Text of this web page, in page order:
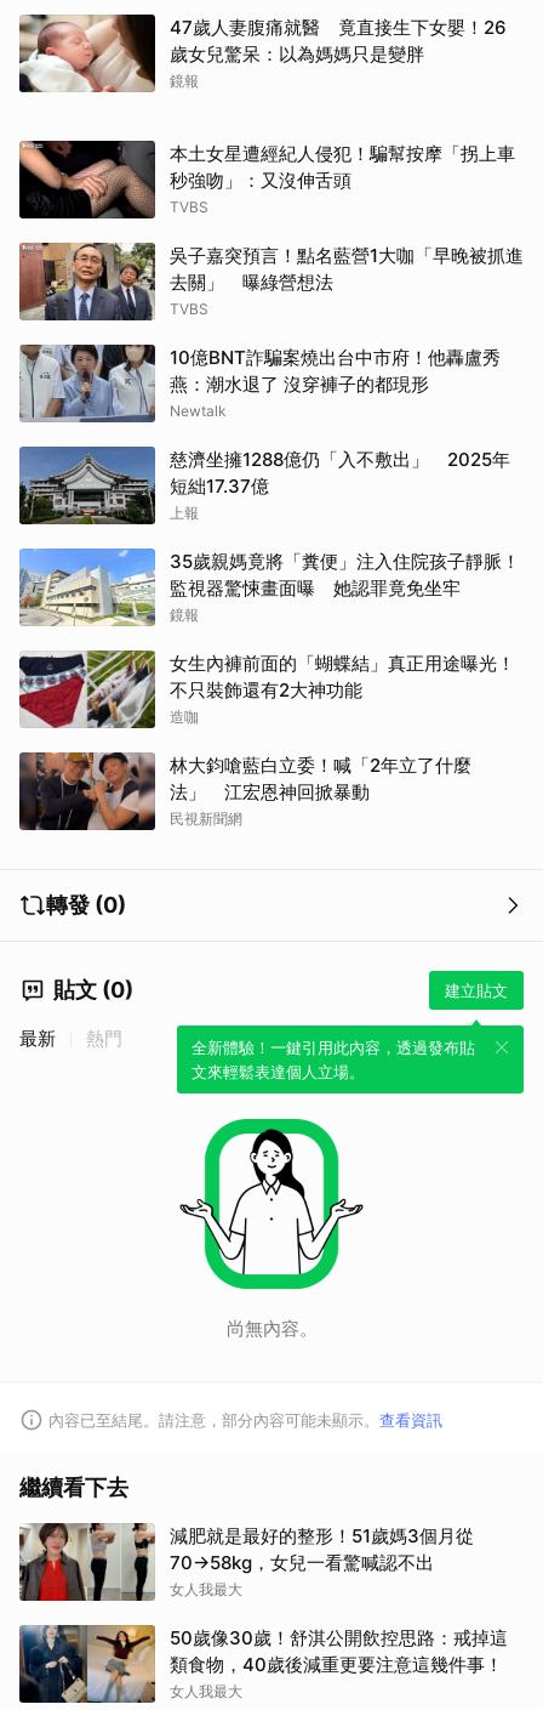
47歲人妻腹痛就醫 竟直接生下女嬰！26
歲女兒驚呆：以為媽媽只是變胖
鏡報
本土女星遭經紀人侵犯！騙幫按摩「拐上車
秒強吻」：又沒伸舌頭
TVBS
吳子嘉突預言！點名藍營1大咖「早晚被抓進
去關」 曝綠營想法
TVBS
10億BNT詐騙案燒出台中市府！他轟盧秀
燕：潮水退了 沒穿褲子的都現形
Newtalk
慈濟坐擁1288億仍「入不敷出」 2025年
短絀17.37億
上報
35歲親媽竟將「糞便」注入住院孩子靜脈！
監視器驚悚畫面曝 她認罪竟免坐牢
鏡報
女生內褲前面的「蝴蝶結」真正用途曝光！
不只裝飾還有2大神功能
造咖
林大鈞嗆藍白立委！喊「2年立了什麼
法」 江宏恩神回掀暴動
民視新聞網
轉發 (0)
貼文 (0) 建立貼文
全新體驗！一鍵引用此內容，透過發布貼
文來輕鬆表達個人立場。
最新 熱門
尚無內容。
內容已至結尾。請注意，部分內容可能未顯示。 查看資訊
繼續看下去
減肥就是最好的整形！51歲媽3個月從
70→58kg，女兒一看驚喊認不出
女人我最大
50歲像30歲！舒淇公開飲控思路：戒掉這
類食物，40歲後減重更要注意這幾件事！
女人我最大